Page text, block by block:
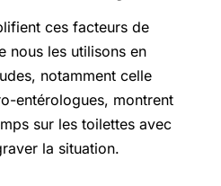
ces facteurs de
nous les utilisons en
notamment celle
entérologues, montrent
sur les toilettes avec
la situation.